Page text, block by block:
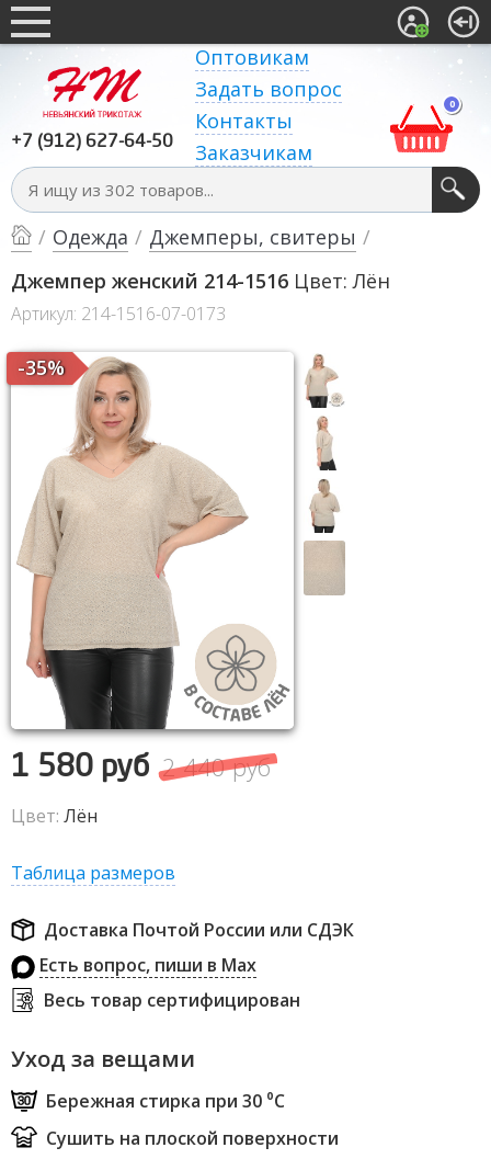
+7 (912) 627-64-50
Оптовикам
Задать вопрос
Контакты
Заказчикам
0
/ Одежда / Джемперы, свитеры /
Джемпер женский 214-1516 Цвет: Лён
Артикул: 214-1516-07-0173
-35%
1 580 руб 2 440 руб
Цвет: Лён
Таблица размеров
Доставка Почтой России или СДЭК
Есть вопрос, пиши в Max
Весь товар сертифицирован
Уход за вещами
Бережная стирка при 30 ⁰С
Сушить на плоской поверхности